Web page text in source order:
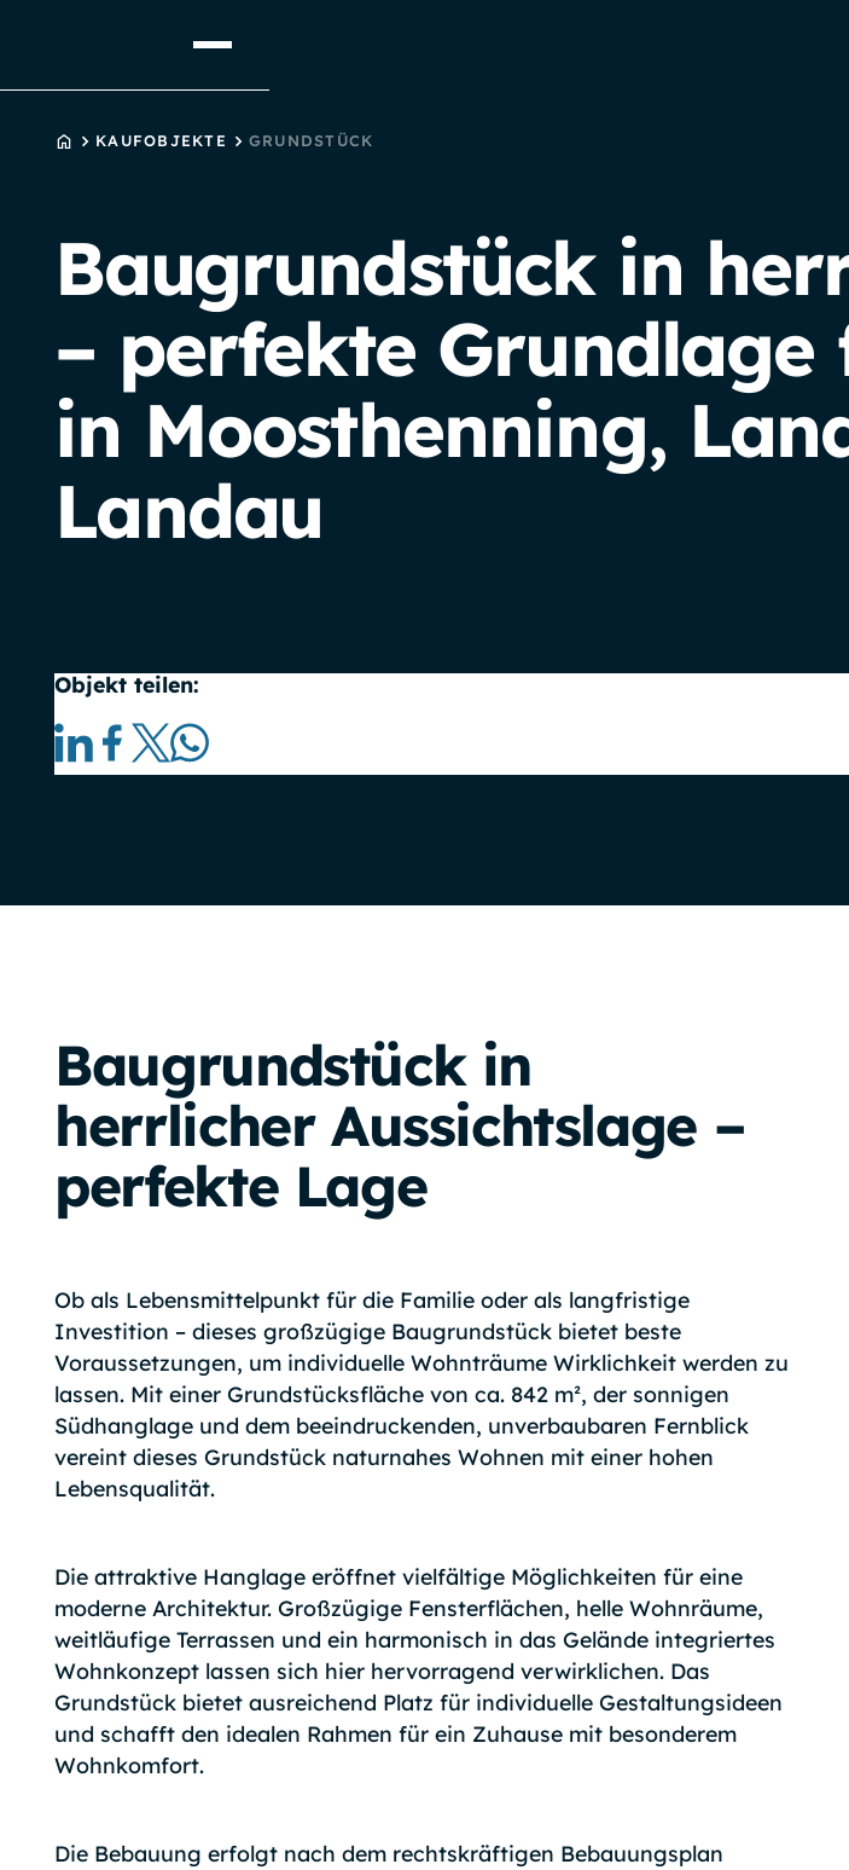
STARTSEITE
KAUFOBJEKTE GRUNDSTÜCK
Baugrundstück in
– perfekte
in Moosthenning,
Landau
Objekt teilen:
Baugrundstück in
herrlicher Aussichtslage –
perfekte Lage
Ob als Lebensmittelpunkt für die Familie oder als langfristige
Investition – dieses großzügige Baugrundstück bietet beste
Voraussetzungen, um individuelle Wohnträume Wirklichkeit werden zu
lassen. Mit einer Grundstücksfläche von ca. 842 m², der sonnigen
Südhanglage und dem beeindruckenden, unverbaubaren Fernblick
vereint dieses Grundstück naturnahes Wohnen mit einer hohen
Lebensqualität.
Die attraktive Hanglage eröffnet vielfältige Möglichkeiten für eine
moderne Architektur. Großzügige Fensterflächen, helle Wohnräume,
weitläufige Terrassen und ein harmonisch in das Gelände integriertes
Wohnkonzept lassen sich hier hervorragend verwirklichen. Das
Grundstück bietet ausreichend Platz für individuelle Gestaltungsideen
und schafft den idealen Rahmen für ein Zuhause mit besonderem
Wohnkomfort.
Die Bebauung erfolgt nach dem rechtskräftigen Bebauungsplan